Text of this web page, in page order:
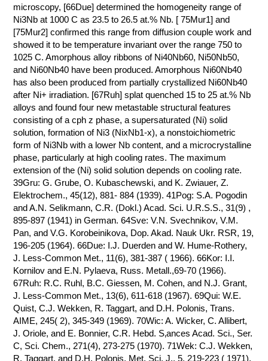
microscopy, [66Due] determined the homogeneity range of
Ni3Nb at 1000 C as 23.5 to 26.5 at.% Nb. [ 75Mur1] and
[75Mur2] confirmed this range from diffusion couple work and
showed it to be temperature invariant over the range 750 to
1025 C. Amorphous alloy ribbons of Ni40Nb60, Ni50Nb50,
and Ni60Nb40 have been produced. Amorphous Ni60Nb40
has also been produced from partially crystallized Ni60Nb40
after Ni+ irradiation. [67Ruh] splat quenched 15 to 25 at.% Nb
alloys and found four new metastable structural features
consisting of a cph z phase, a supersaturated (Ni) solid
solution, formation of Ni3 (NixNb1-x), a nonstoichiometric
form of Ni3Nb with a lower Nb content, and a microcrystalline
phase, particularly at high cooling rates. The maximum
extension of the (Ni) solid solution depends on cooling rate.
39Gru: G. Grube, O. Kubaschewski, and K. Zwiauer, Z.
Elektrochem., 45(12), 881- 884 (1939). 41Pog: S.A. Pogodin
and A.N. Selikmann, C.R. (Dokl.) Acad. Sci. U.R.S.S., 31(9) ,
895-897 (1941) in German. 64Sve: V.N. Svechnikov, V.M.
Pan, and V.G. Korobeinikova, Dop. Akad. Nauk Ukr. RSR, 19,
196-205 (1964). 66Due: I.J. Duerden and W. Hume-Rothery,
J. Less-Common Met., 11(6), 381-387 ( 1966). 66Kor: I.I.
Kornilov and E.N. Pylaeva, Russ. Metall.,69-70 (1966).
67Ruh: R.C. Ruhl, B.C. Giessen, M. Cohen, and N.J. Grant,
J. Less-Common Met., 13(6), 611-618 (1967). 69Qui: W.E.
Quist, C.J. Wekken, R. Taggart, and D.H. Polonis, Trans.
AIME, 245( 2), 345-349 (1969). 70Wic: A. Wicker, C. Allibert,
J. Oriole, and E. Bonnier, C.R. Hebd. S‚ances Acad. Sci., Ser.
C, Sci. Chem., 271(4), 273-275 (1970). 71Wek: C.J. Wekken,
R. Taggart, and D.H. Polonis, Met. Sci. J., 5, 219-223 ( 1971).